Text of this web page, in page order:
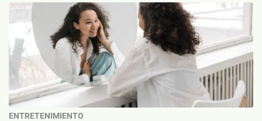
ENTRETENIMIENTO